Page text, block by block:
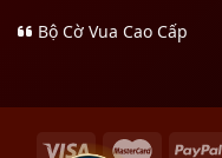
Bộ Cờ Vua Cao Cấp